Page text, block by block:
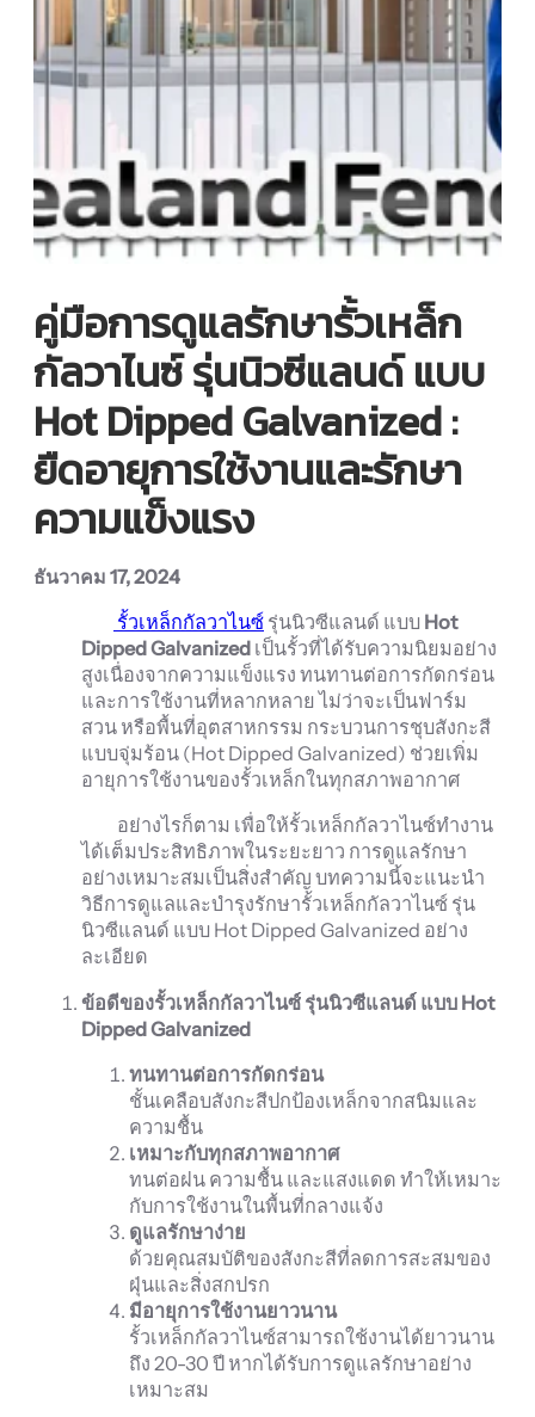
คู่มือการดูแลรักษารั้วเหล็ก
กัลวาไนซ์ รุ่นนิวซีแลนด์ แบบ
Hot Dipped Galvanized :
ยืดอายุการใช้งานและรักษา
ความแข็งแรง
ธันวาคม 17, 2024
รั้วเหล็กกัลวาไนซ์ รุ่นนิวซีแลนด์ แบบ Hot
Dipped Galvanized เป็นรั้วที่ได้รับความนิยมอย่าง
สูงเนื่องจากความแข็งแรง ทนทานต่อการกัดกร่อน
และการใช้งานที่หลากหลาย ไม่ว่าจะเป็นฟาร์ม
สวน หรือพื้นที่อุตสาหกรรม กระบวนการชุบสังกะสี
แบบจุ่มร้อน (Hot Dipped Galvanized) ช่วยเพิ่ม
อายุการใช้งานของรั้วเหล็กในทุกสภาพอากาศ
อย่างไรก็ตาม เพื่อให้รั้วเหล็กกัลวาไนซ์ทำงาน
ได้เต็มประสิทธิภาพในระยะยาว การดูแลรักษา
อย่างเหมาะสมเป็นสิ่งสำคัญ บทความนี้จะแนะนำ
วิธีการดูแลและบำรุงรักษารั้วเหล็กกัลวาไนซ์ รุ่น
นิวซีแลนด์ แบบ Hot Dipped Galvanized อย่าง
ละเอียด
ข้อดีของรั้วเหล็กกัลวาไนซ์ รุ่นนิวซีแลนด์ แบบ Hot
Dipped Galvanized
ทนทานต่อการกัดกร่อน
ชั้นเคลือบสังกะสีปกป้องเหล็กจากสนิมและ
ความชื้น
เหมาะกับทุกสภาพอากาศ
ทนต่อฝน ความชื้น และแสงแดด ทำให้เหมาะ
กับการใช้งานในพื้นที่กลางแจ้ง
ดูแลรักษาง่าย
ด้วยคุณสมบัติของสังกะสีที่ลดการสะสมของ
ฝุ่นและสิ่งสกปรก
มีอายุการใช้งานยาวนาน
รั้วเหล็กกัลวาไนซ์สามารถใช้งานได้ยาวนาน
ถึง 20-30 ปี หากได้รับการดูแลรักษาอย่าง
เหมาะสม